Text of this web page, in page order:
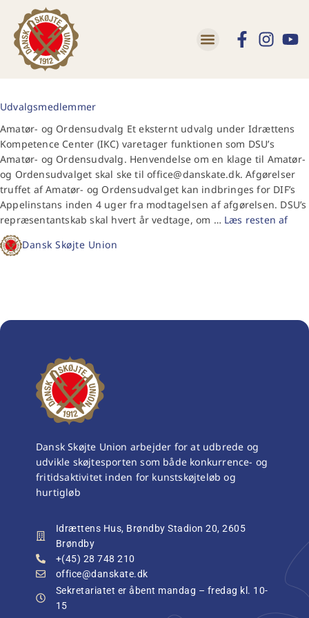
Udvalgsmedlemmer
Amatør- og Ordensudvalg Et eksternt udvalg under Idrættens
Kompetence Center (IKC) varetager funktionen som DSU’s
Amatør- og Ordensudvalg. Henvendelse om en klage til Amatør-
og Ordensudvalget skal ske til office@danskate.dk. Afgørelser
truffet af Amatør- og Ordensudvalget kan indbringes for DIF’s
Appelinstans inden 4 uger fra modtagelsen af afgørelsen. DSU’s
repræsentantskab skal hvert år vedtage, om … Læs resten af
Dansk Skøjte Union
Dansk Skøjte Union arbejder for at udbrede og
udvikle skøjtesporten som både konkurrence- og
fritidsaktivitet inden for kunstskøjteløb og
hurtigløb
Idrættens Hus, Brøndby Stadion 20, 2605
Brøndby
+(45) 28 748 210
office@danskate.dk
Sekretariatet er åbent mandag – fredag kl. 10-
15